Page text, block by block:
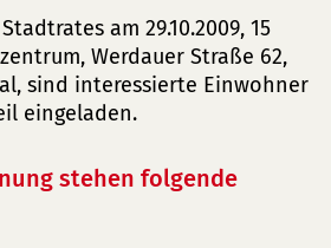
am 29.10.2009, 15
Werdauer Straße 62,
sind interessierte Einwohner
eingeladen.
stehen folgende